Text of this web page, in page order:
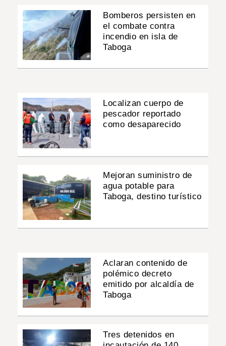
Bomberos persisten en
el combate contra
incendio en isla de
Taboga
Localizan cuerpo de
pescador reportado
como desaparecido
Mejoran suministro de
agua potable para
Taboga, destino turístico
Aclaran contenido de
polémico decreto
emitido por alcaldía de
Taboga
Tres detenidos en